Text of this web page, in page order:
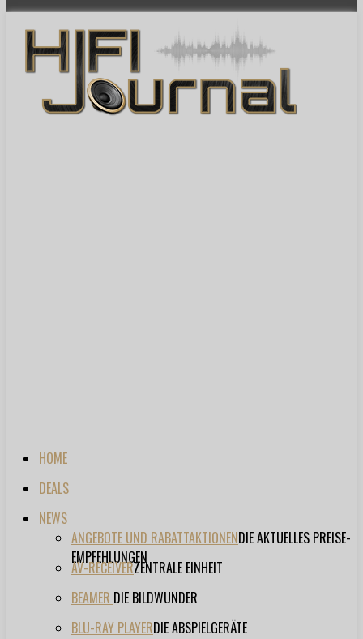
HOME
DEALS
NEWS
ANGEBOTE UND RABATTAKTIONENDIE AKTUELLES PREISE-
EMPFEHLUNGEN
AV-RECEIVERZENTRALE EINHEIT
BEAMER DIE BILDWUNDER
BLU-RAY PLAYERDIE ABSPIELGERÄTE